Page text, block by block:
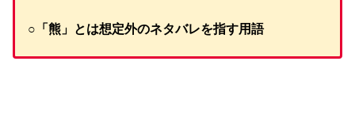
○「熊」とは想定外のネタバレを指す用語